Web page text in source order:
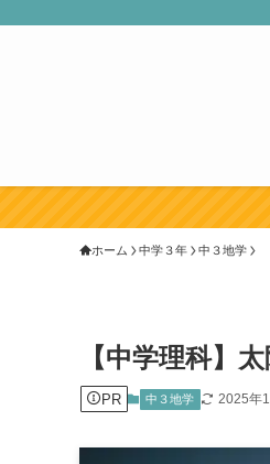
ホーム 中学３年 中３地学
【中学理科】
PR 中３地学 2025年